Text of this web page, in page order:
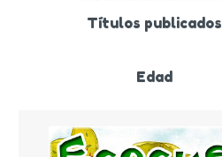
Títulos publicados
Edad